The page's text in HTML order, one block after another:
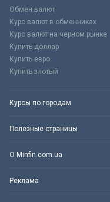
Обмен валют
Курс валют в обменниках
Курс валют на черном рынке
Купить доллар
Купить евро
Купить злотый
Курсы по городам
Полезные страницы
О Minfin.com.ua
Реклама